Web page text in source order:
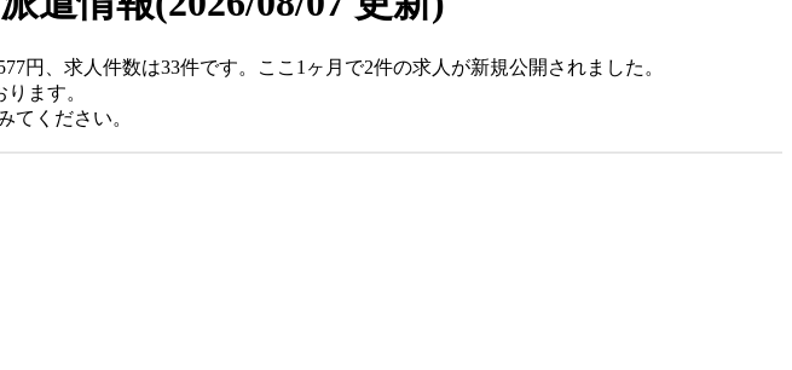
円、求人件数は33件です。ここ1ヶ月で2件の求人が新規公開されました。
ます。
てください。